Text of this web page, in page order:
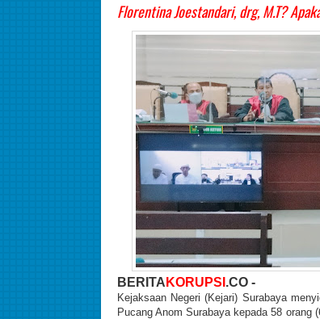
Florentina Joestandari, drg, M.T?
BERITA KORUPSI .CO -
Kejaksaan Negeri (Kejari) Surabaya
Pucang Anom Surabaya kepada 58 orang